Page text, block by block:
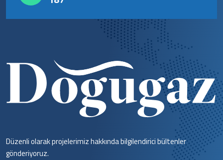
Düzenli olarak projelerimiz hakkında bilgilendirici bültenler
gönderiyoruz.